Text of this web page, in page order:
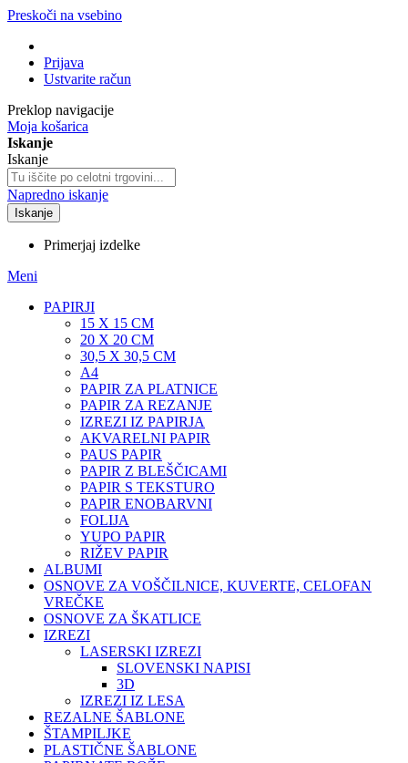
Preskoči na vsebino
Prijava
Ustvarite račun
Preklop navigacije
Moja košarica
Iskanje
Iskanje
Napredno iskanje
Iskanje
Primerjaj izdelke
Meni
PAPIRJI
15 X 15 CM
20 X 20 CM
30,5 X 30,5 CM
A4
PAPIR ZA PLATNICE
PAPIR ZA REZANJE
IZREZI IZ PAPIRJA
AKVARELNI PAPIR
PAUS PAPIR
PAPIR Z BLEŠČICAMI
PAPIR S TEKSTURO
PAPIR ENOBARVNI
FOLIJA
YUPO PAPIR
RIŽEV PAPIR
ALBUMI
OSNOVE ZA VOŠČILNICE, KUVERTE, CELOFAN
VREČKE
OSNOVE ZA ŠKATLICE
IZREZI
LASERSKI IZREZI
SLOVENSKI NAPISI
3D
IZREZI IZ LESA
REZALNE ŠABLONE
ŠTAMPILJKE
PLASTIČNE ŠABLONE